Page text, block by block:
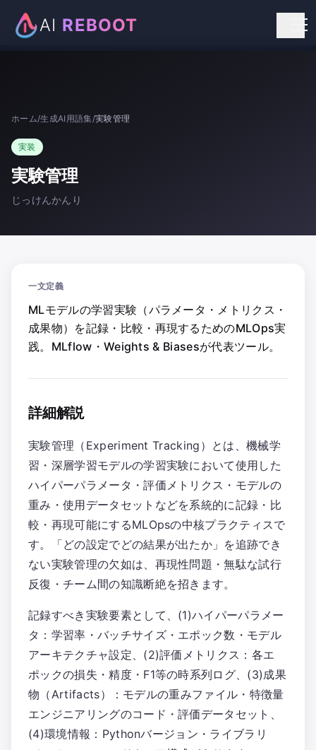
AI REBOOT
お知らせ
お問い合わせ
ホーム/生成AI用語集/実験管理
実装
実験管理
じっけんかんり
一文定義
MLモデルの学習実験（パラメータ・メトリクス・
成果物）を記録・比較・再現するためのMLOps実
践。MLflow・Weights & Biasesが代表ツール。
詳細解説
実験管理（Experiment Tracking）とは、機械学
習・深層学習モデルの学習実験において使用した
ハイパーパラメータ・評価メトリクス・モデルの
重み・使用データセットなどを系統的に記録・比
較・再現可能にするMLOpsの中核プラクティスで
す。「どの設定でどの結果が出たか」を追跡でき
ない実験管理の欠如は、再現性問題・無駄な試行
反復・チーム間の知識断絶を招きます。
記録すべき実験要素として、(1)ハイパーパラメー
タ：学習率・バッチサイズ・エポック数・モデル
アーキテクチャ設定、(2)評価メトリクス：各エ
ポックの損失・精度・F1等の時系列ログ、(3)成果
物（Artifacts）：モデルの重みファイル・特徴量
エンジニアリングのコード・評価データセット、
(4)環境情報：Pythonバージョン・ライブラリ